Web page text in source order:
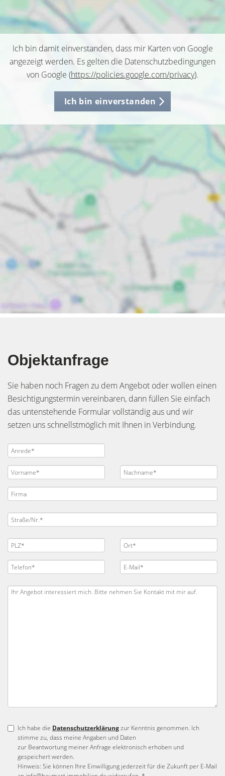
Ich bin damit einverstanden, dass mir Karten von Google
angezeigt werden. Es gelten die Datenschutzbedingungen
von Google (https://policies.google.com/privacy).
Ich bin einverstanden
Objektanfrage
Sie haben noch Fragen zu dem Angebot oder wollen einen
Besichtigungstermin vereinbaren, dann füllen Sie einfach
das untenstehende Formular vollständig aus und wir
setzen uns schnellstmöglich mit Ihnen in Verbindung.
Ich habe die Datenschutzerklärungzur Kenntnis genommen. Ich
stimme zu, dass meine Angaben und Daten
zur Beantwortung meiner Anfrage elektronisch erhoben und
gespeichert werden.
Hinweis: Sie können Ihre Einwilligung jederzeit für die Zukunft per E-Mail